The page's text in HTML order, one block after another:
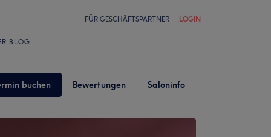
FÜR GESCHÄFTSPARTNER LOGIN
BLOG
buchen Bewertungen Saloninfo